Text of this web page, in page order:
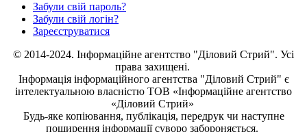
Забули свій пароль?
Забули свій логін?
Зареєструватися
© 2014-2024. Інформаційне агентство "Діловий Стрий". Усі
права захищені.
Інформація інформаційного агентства "Діловий Стрий" є
інтелектуальною власністю ТОВ «Інформаційне агентство
«Діловий Стрий»
Будь-яке копiювання, публiкацiя, передрук чи наступне
поширення iнформацiї суворо забороняється.